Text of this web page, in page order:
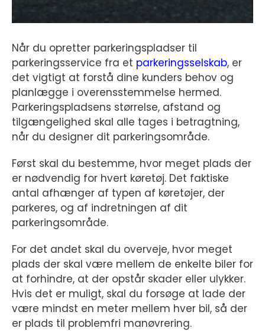
Når du opretter parkeringspladser til
parkeringsservice fra et parkeringsselskab, er
det vigtigt at forstå dine kunders behov og
planlægge i overensstemmelse hermed.
Parkeringspladsens størrelse, afstand og
tilgængelighed skal alle tages i betragtning,
når du designer dit parkeringsområde.
Først skal du bestemme, hvor meget plads der
er nødvendig for hvert køretøj. Det faktiske
antal afhænger af typen af køretøjer, der
parkeres, og af indretningen af dit
parkeringsområde.
For det andet skal du overveje, hvor meget
plads der skal være mellem de enkelte biler for
at forhindre, at der opstår skader eller ulykker.
Hvis det er muligt, skal du forsøge at lade der
være mindst en meter mellem hver bil, så der
er plads til problemfri manøvrering.